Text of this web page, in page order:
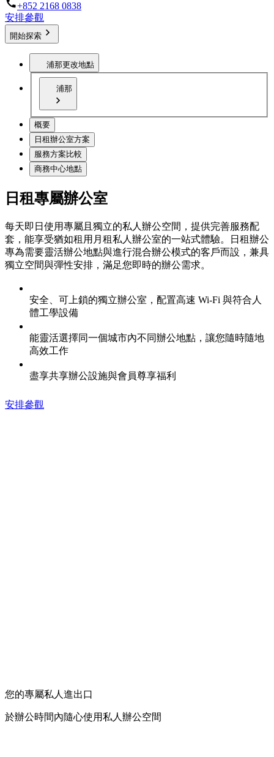
+852 2168 0838
安排參觀
開始探索
浦那更改地點
浦那
概要
日租辦公室方案
服務方案比較
商務中心地點
日租專屬辦公室
每天即日使用專屬且獨立的私人辦公空間，提供完善服務配
套，能享受猶如租用月租私人辦公室的一站式體驗。日租辦公
專為需要靈活辦公地點與進行混合辦公模式的客戶而設，兼具
獨立空間與彈性安排，滿足您即時的辦公需求。
安全、可上鎖的獨立辦公室，配置高速 Wi-Fi 與符合人
體工學設備
能靈活選擇同一個城市內不同辦公地點，讓您隨時隨地
高效工作
盡享共享辦公設施與會員尊享福利
安排參觀
您的專屬私人進出口
於辦公時間內隨心使用私人辦公空間